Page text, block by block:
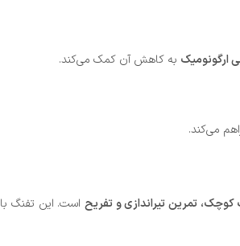
ارگونومیک به کاهش آن کمک می‌کند.
می‌کند.
کوچک، تمرین تیراندازی و تفریح است. این تفنگ با